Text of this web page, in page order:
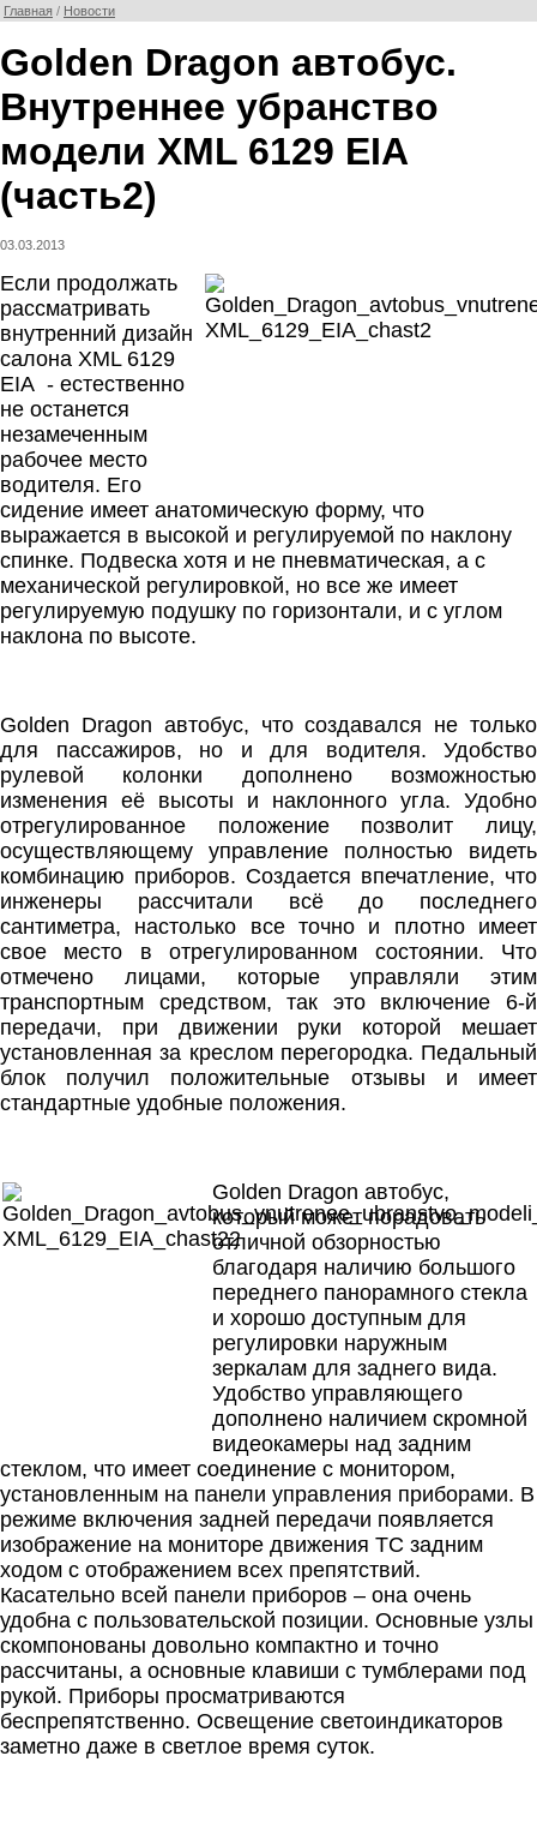
Главная / Новости
Golden Dragon автобус.
Внутреннее убранство
модели XML 6129 EIA
(часть2)
03.03.2013
Если продолжать
рассматривать
внутренний дизайн
салона XML 6129
EIA - естественно
не останется
незамеченным
рабочее место
водителя. Его
сидение имеет анатомическую форму, что
выражается в высокой и регулируемой по наклону
спинке. Подвеска хотя и не пневматическая, а с
механической регулировкой, но все же имеет
регулируемую подушку по горизонтали, и с углом
наклона по высоте.
Golden Dragon автобус, что создавался не только
для пассажиров, но и для водителя. Удобство
рулевой колонки дополнено возможностью
изменения её высоты и наклонного угла. Удобно
отрегулированное положение позволит лицу,
осуществляющему управление полностью видеть
комбинацию приборов. Создается впечатление, что
инженеры рассчитали всё до последнего
сантиметра, настолько все точно и плотно имеет
свое место в отрегулированном состоянии. Что
отмечено лицами, которые управляли этим
транспортным средством, так это включение 6-й
передачи, при движении руки которой мешает
установленная за креслом перегородка. Педальный
блок получил положительные отзывы и имеет
стандартные удобные положения.
Golden Dragon автобус,
который может порадовать
отличной обзорностью
благодаря наличию большого
переднего панорамного стекла
и хорошо доступным для
регулировки наружным
зеркалам для заднего вида.
Удобство управляющего
дополнено наличием скромной
видеокамеры над задним
стеклом, что имеет соединение с монитором,
установленным на панели управления приборами. В
режиме включения задней передачи появляется
изображение на мониторе движения ТС задним
ходом с отображением всех препятствий.
Касательно всей панели приборов – она очень
удобна с пользовательской позиции. Основные узлы
скомпонованы довольно компактно и точно
рассчитаны, а основные клавиши с тумблерами под
рукой. Приборы просматриваются
беспрепятственно. Освещение светоиндикаторов
заметно даже в светлое время суток.